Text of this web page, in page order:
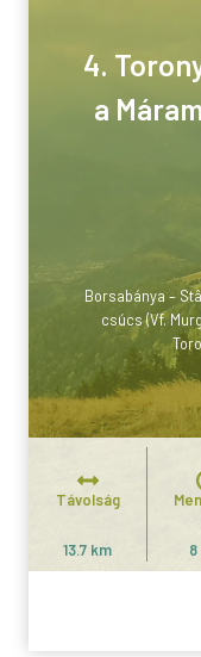
4.
a
Borsabánya –
csúcs (Vf.
Távolság
13.7 km